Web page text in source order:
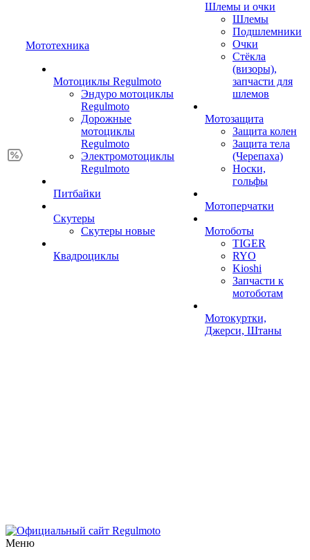
Мототехника
Мотоциклы Regulmoto
Эндуро мотоциклы
Regulmoto
Дорожные
мотоциклы
Regulmoto
Электромотоциклы
Regulmoto
Питбайки
Скутеры
Скутеры новые
Квадроциклы
Шлемы и очки
Шлемы
Подшлемники
Очки
Стёкла
(визоры),
запчасти для
шлемов
Мотозащита
Защита колен
Защита тела
(Черепаха)
Носки,
гольфы
Мотоперчатки
Мотоботы
TIGER
RYO
Kioshi
Запчасти к
мотоботам
Мотокуртки,
Джерси, Штаны
Меню